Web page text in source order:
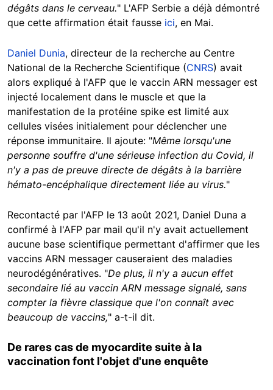
dégâts dans le cerveau." L'AFP Serbie a déjà démontré
que cette affirmation était fausse ici, en Mai.
Daniel Dunia, directeur de la recherche au Centre
National de la Recherche Scientifique (CNRS) avait
alors expliqué à l'AFP que le vaccin ARN messager est
injecté localement dans le muscle et que la
manifestation de la protéine spike est limité aux
cellules visées initialement pour déclencher une
réponse immunitaire. Il ajoute: "Même lorsqu'une
personne souffre d'une sérieuse infection du Covid, il
n'y a pas de preuve directe de dégâts à la barrière
hémato-encéphalique directement liée au virus."
Recontacté par l'AFP le 13 août 2021, Daniel Duna a
confirmé à l'AFP par mail qu'il n'y avait actuellement
aucune base scientifique permettant d'affirmer que les
vaccins ARN messager causeraient des maladies
neurodégénératives. "De plus, il n'y a aucun effet
secondaire lié au vaccin ARN message signalé, sans
compter la fièvre classique que l'on connaît avec
beaucoup de vaccins," a-t-il dit.
De rares cas de myocardite suite à la
vaccination font l'objet d'une enquête